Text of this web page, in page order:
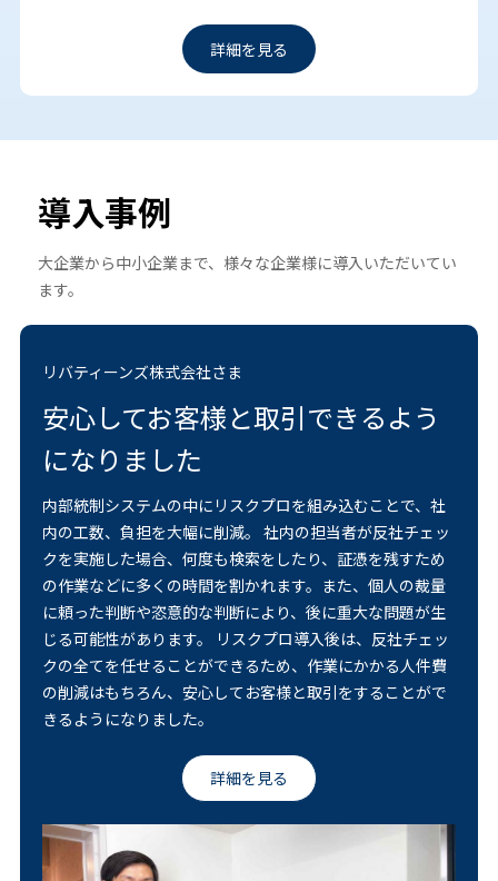
詳細を見る
導入事例
大企業から中小企業まで、様々な企業様に導入いただいてい
ます。
リバティーンズ株式会社さま
安心してお客様と取引できるよう
になりました
内部統制システムの中にリスクプロを組み込むことで、社
内の工数、負担を大幅に削減。 社内の担当者が反社チェッ
クを実施した場合、何度も検索をしたり、証憑を残すため
の作業などに多くの時間を割かれます。また、個人の裁量
に頼った判断や恣意的な判断により、後に重大な問題が生
じる可能性があります。 リスクプロ導入後は、反社チェッ
クの全てを任せることができるため、作業にかかる人件費
の削減はもちろん、安心してお客様と取引をすることがで
きるようになりました。
詳細を見る